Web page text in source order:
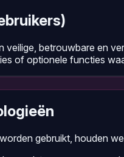
veilige, betrouwbare en
of optionele functies
gebruikt, houden